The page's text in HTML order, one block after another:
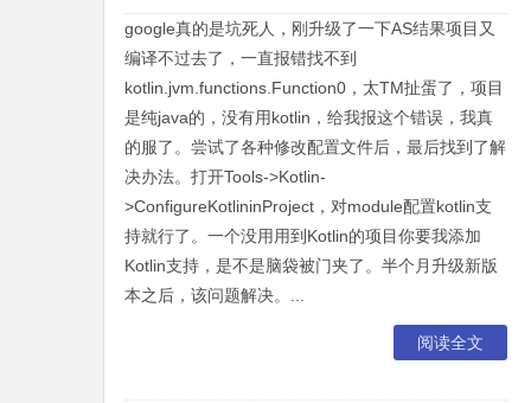
google真的是坑死人，刚升级了一下AS结果项目又
编译不过去了，一直报错找不到
kotlin.jvm.functions.Function0，太TM扯蛋了，项目
是纯java的，没有用kotlin，给我报这个错误，我真
的服了。尝试了各种修改配置文件后，最后找到了解
决办法。打开Tools->Kotlin-
>ConfigureKotlininProject，对module配置kotlin支
持就行了。一个没用用到Kotlin的项目你要我添加
Kotlin支持，是不是脑袋被门夹了。半个月升级新版
本之后，该问题解决。...
阅读全文